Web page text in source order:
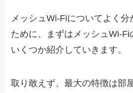
メッシュWi-Fiについてよく
ために、まずはメッシュWi-Fi
いくつか紹介していきます。
取り敢えず、最大の特徴は部